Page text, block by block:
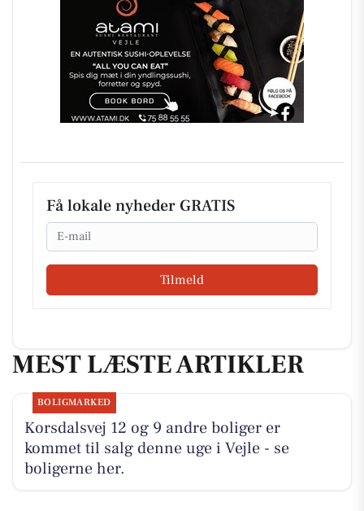
Få lokale nyheder GRATIS
Email
Tilmeld
MEST LÆSTE ARTIKLER
BOLIGMARKED
Korsdalsvej 12 og 9 andre boliger er
kommet til salg denne uge i Vejle - se
boligerne her.